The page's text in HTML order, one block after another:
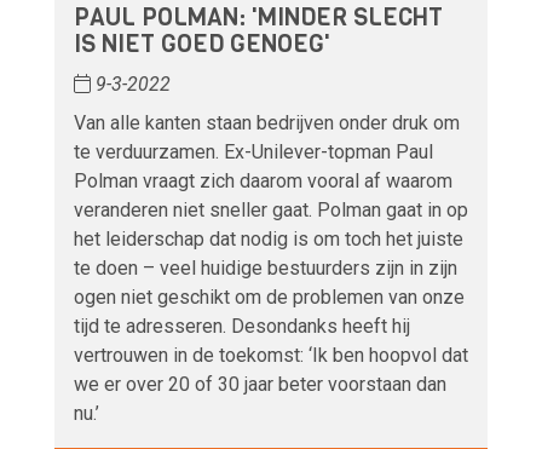
PAUL POLMAN: 'MINDER SLECHT
IS NIET GOED GENOEG'
9-3-2022
Van alle kanten staan bedrijven onder druk om
te verduurzamen. Ex-Unilever-topman Paul
Polman vraagt zich daarom vooral af waarom
veranderen niet sneller gaat. Polman gaat in op
het leiderschap dat nodig is om toch het juiste
te doen – veel huidige bestuurders zijn in zijn
ogen niet geschikt om de problemen van onze
tijd te adresseren. Desondanks heeft hij
vertrouwen in de toekomst: ‘Ik ben hoopvol dat
we er over 20 of 30 jaar beter voorstaan dan
nu.’